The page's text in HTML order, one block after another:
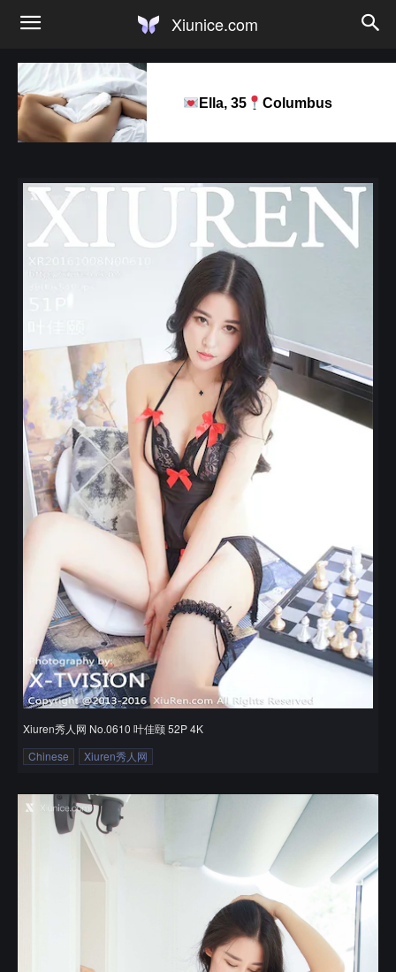
Xiunice.com
Ella, 35 Columbus
Xiuren秀人网 No.0610 叶佳颐 52P 4K
Chinese
Xiuren秀人网